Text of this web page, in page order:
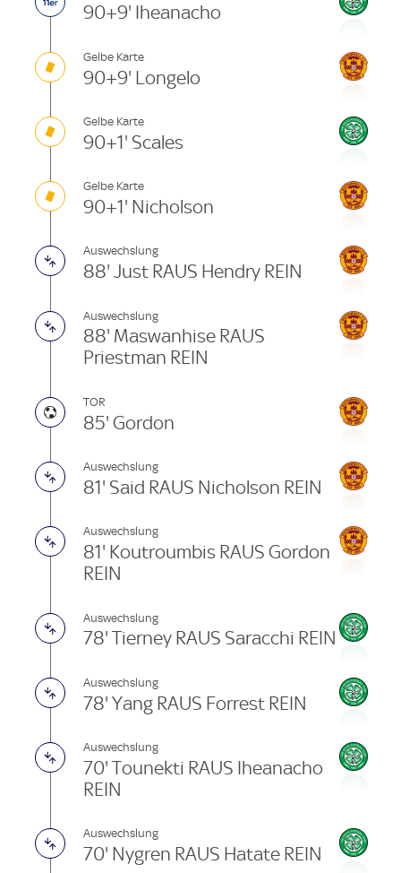
90+9' Iheanacho
Gelbe Karte
90+9' Longelo
Gelbe Karte
90+1' Scales
Gelbe Karte
90+1' Nicholson
Auswechslung
88' Just RAUS Hendry REIN
Auswechslung
88' Maswanhise RAUS
Priestman REIN
TOR
85' Gordon
Auswechslung
81' Said RAUS Nicholson REIN
Auswechslung
81' Koutroumbis RAUS Gordon
REIN
Auswechslung
78' Tierney RAUS Saracchi REIN
Auswechslung
78' Yang RAUS Forrest REIN
Auswechslung
70' Tounekti RAUS Iheanacho
REIN
Auswechslung
70' Nygren RAUS Hatate REIN